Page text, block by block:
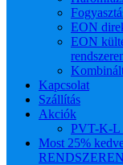
EON
EON
Kapcsolat
Szállítás
Akciók
PVT-K-L
Most 25%